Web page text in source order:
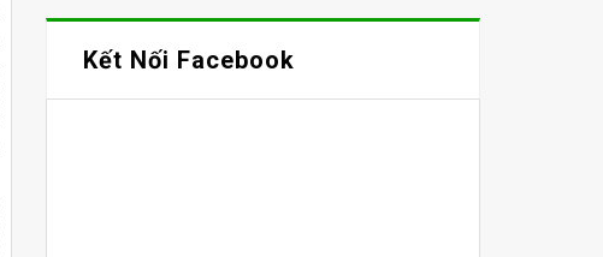
Kết Nối Facebook